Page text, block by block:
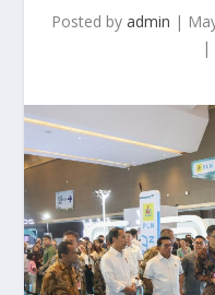
Posted by admin |
|